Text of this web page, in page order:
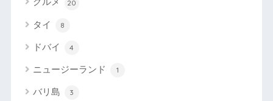
20
タイ 8
ドバイ 4
ニュージーランド 1
バリ島 3